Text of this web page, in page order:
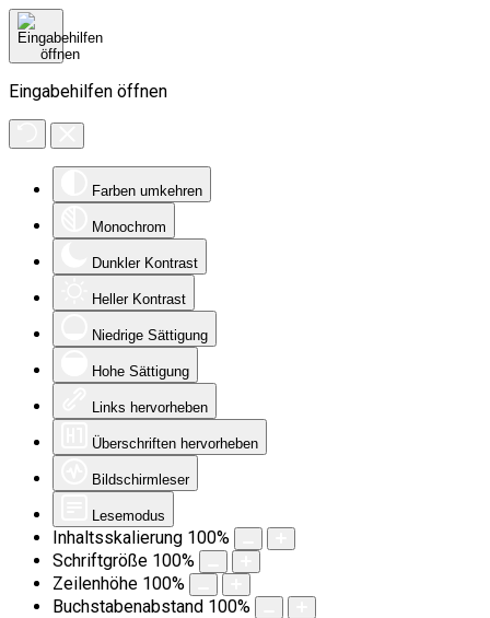
Eingabehilfen öffnen
Farben umkehren
Monochrom
Dunkler Kontrast
Heller Kontrast
Niedrige Sättigung
Hohe Sättigung
Links hervorheben
Überschriften hervorheben
Bildschirmleser
Lesemodus
Inhaltsskalierung 100%
Schriftgröße 100%
Zeilenhöhe 100%
Buchstabenabstand 100%